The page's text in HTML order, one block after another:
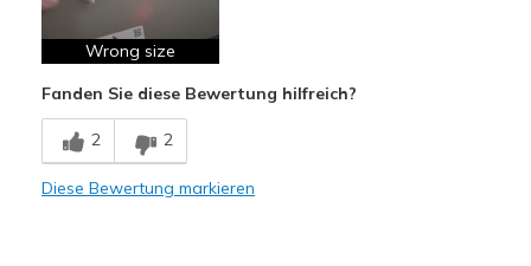
Wrong size
Fanden Sie diese Bewertung hilfreich?
2 2
Diese Bewertung markieren